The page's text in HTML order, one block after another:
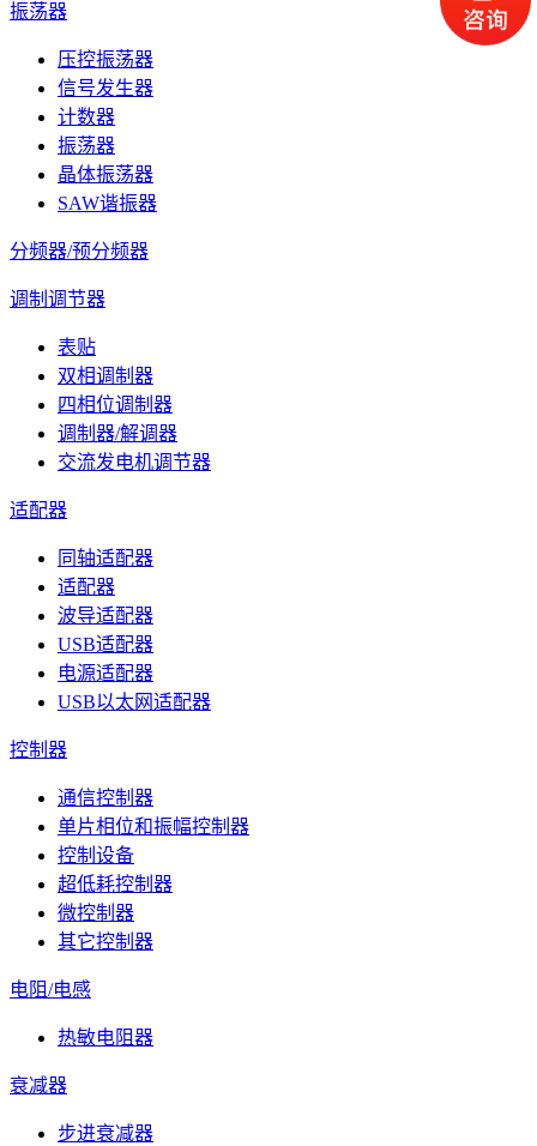
振荡器
压控振荡器
信号发生器
计数器
振荡器
晶体振荡器
SAW谐振器
分频器/预分频器
调制调节器
表贴
双相调制器
四相位调制器
调制器/解调器
交流发电机调节器
适配器
同轴适配器
适配器
波导适配器
USB适配器
电源适配器
USB以太网适配器
控制器
通信控制器
单片相位和振幅控制器
控制设备
超低耗控制器
微控制器
其它控制器
电阻/电感
热敏电阻器
衰减器
步进衰减器